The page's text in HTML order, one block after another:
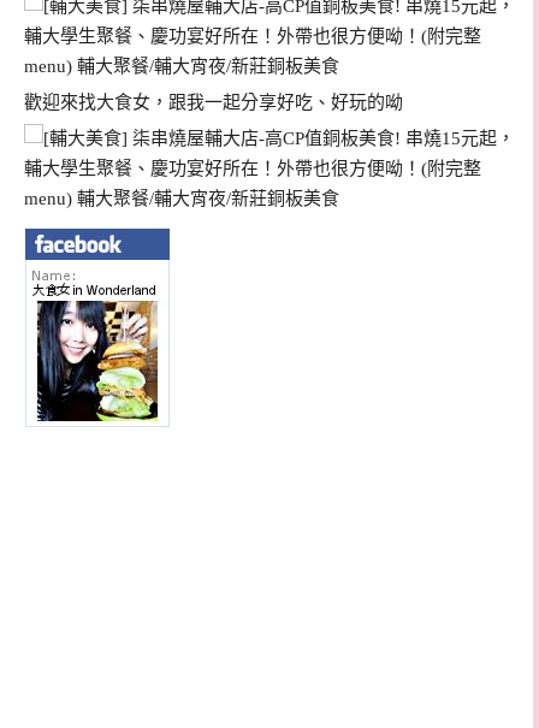
歡迎來找大食女，跟我一起分享好吃、好玩的呦